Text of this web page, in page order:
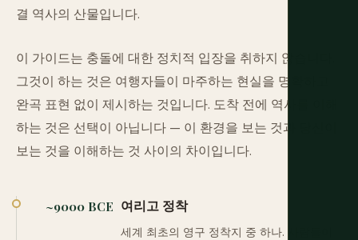
결 역사의 산물입니다.
이 가이드는 충돌에 대한 정치적 입장을 취하지 않습니다.
그것이 하는 것은 여행자들이 마주하는 현실을 명확하고
완곡 표현 없이 제시하는 것입니다. 도착 전에 역사를 이해
하는 것은 선택이 아닙니다 — 이 환경을 보는 것과 당신이
보는 것을 이해하는 것 사이의 차이입니다.
~9000 BCE 여리고 정착
세계 최초의 영구 정착지 중 하나. 사람들이